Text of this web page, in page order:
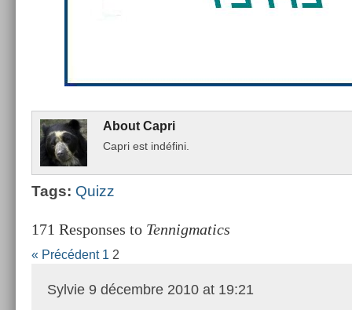
About Capri
Capri est indéfini.
Tags: Quizz
171 Responses to Tennigmatics
« Précédent 1 2
Sylvie 9 décembre 2010 at 19:21